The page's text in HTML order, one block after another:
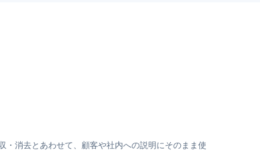
消去とあわせて、顧客や社内への説明にそのまま使